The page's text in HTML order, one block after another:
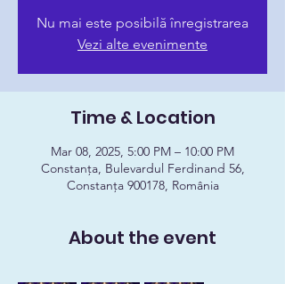
Nu mai este posibilă înregistrarea
Vezi alte evenimente
Time & Location
Mar 08, 2025, 5:00 PM – 10:00 PM
Constanța, Bulevardul Ferdinand 56,
Constanța 900178, România
About the event